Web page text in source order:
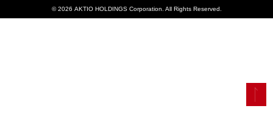
©2026 AKTIO HOLDINGS Corporation. All Rights Reserved.